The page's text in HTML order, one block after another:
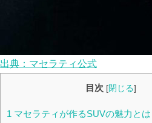
出典：マセラティ公式
目次 [閉じる]
1 マセラティが作るSUVの魅力と